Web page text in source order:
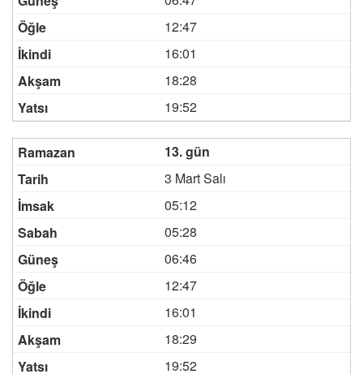
12:47
16:01
18:28
19:52
13. gün
3 Mart Salı
05:12
05:28
06:46
12:47
16:01
18:29
19:52